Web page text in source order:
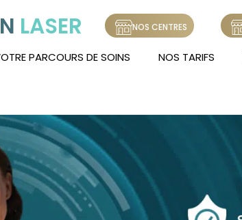
LASER NOS CENTRES
PARCOURS DE SOINS NOS TARIFS